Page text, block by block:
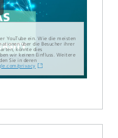
YouTube ein. Wie die meisten
über die Besucher ihrer
könnte dies
wir keinen Einfluss. Weitere
Sie in deren
privacy